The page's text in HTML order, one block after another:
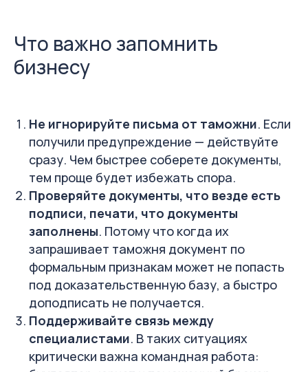
Что важно запомнить
бизнесу
Не игнорируйте письма от таможни. Если
получили предупреждение — действуйте
сразу. Чем быстрее соберете документы,
тем проще будет избежать спора.
Проверяйте документы, что везде есть
подписи, печати, что документы
заполнены. Потому что когда их
запрашивает таможня документ по
формальным признакам может не попасть
под доказательственную базу, а быстро
доподписать не получается.
Поддерживайте связь между
специалистами. В таких ситуациях
критически важна командная работа: